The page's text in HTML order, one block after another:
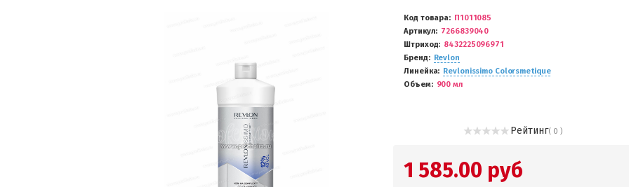
Код товара
П1011085
Артикул
7266839040
Штриход
8432225096971
Бренд
Revlon
Линейка
Revlonissimo Colorsmetique
Объем
900 мл
Рейтинг( 0 )
1 585.00 руб